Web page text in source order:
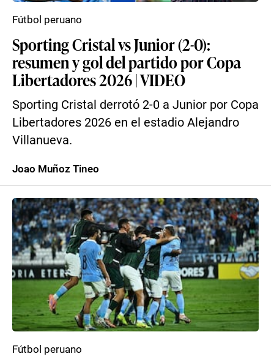
Sporting Cristal vs Junior (2-0):
resumen y gol del partido por Copa
Libertadores 2026 | VIDEO
Sporting Cristal derrotó 2-0 a Junior por Copa
Libertadores 2026 en el estadio Alejandro
Villanueva.
Fútbol peruano
Joao Muñoz Tineo
Fútbol peruano